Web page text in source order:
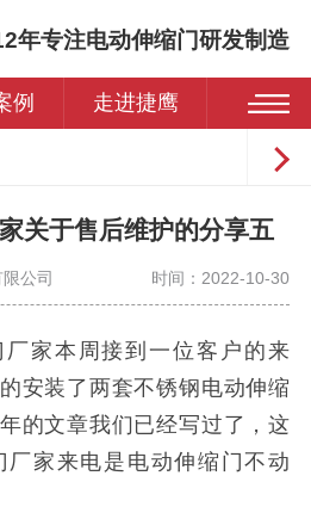
年专注电动伸缩门研发制造
例 走进捷鹰
关于售后维护的分享五
公司 时间：2022-10-30
家本周接到一位客户的来
安装了两套不锈钢电动伸缩
的文章我们已经写过了，这
厂家来电是电动伸缩门不动